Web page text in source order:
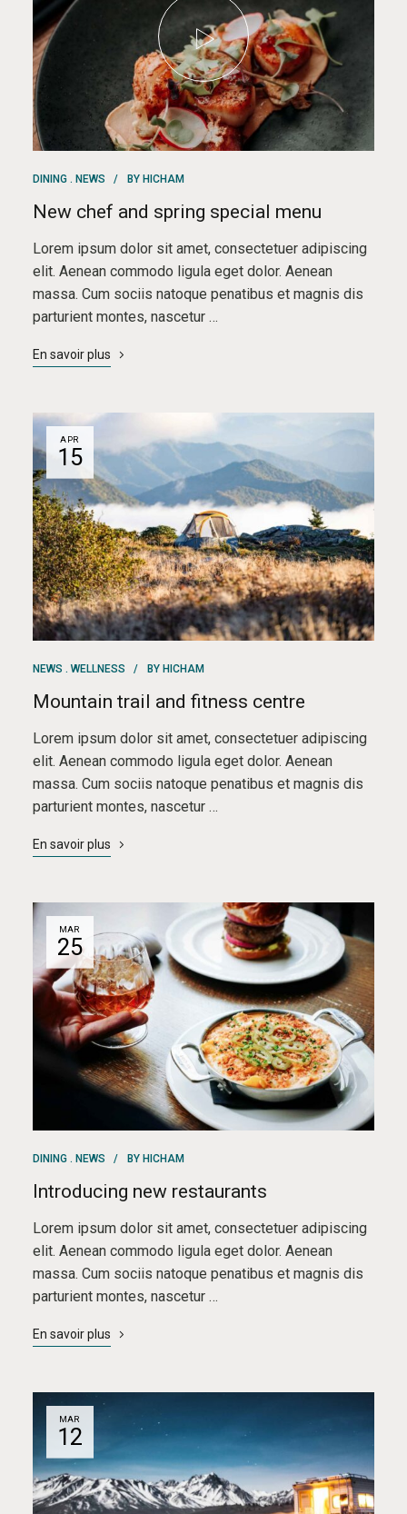
DINING NEWS BY HICHAM
New chef and spring special menu
Lorem ipsum dolor sit amet, consectetuer adipiscing
elit. Aenean commodo ligula eget dolor. Aenean
massa. Cum sociis natoque penatibus et magnis dis
parturient montes, nascetur …
En savoir plus
APR
15
NEWS WELLNESS BY HICHAM
Mountain trail and fitness centre
Lorem ipsum dolor sit amet, consectetuer adipiscing
elit. Aenean commodo ligula eget dolor. Aenean
massa. Cum sociis natoque penatibus et magnis dis
parturient montes, nascetur …
En savoir plus
MAR
25
DINING NEWS BY HICHAM
Introducing new restaurants
Lorem ipsum dolor sit amet, consectetuer adipiscing
elit. Aenean commodo ligula eget dolor. Aenean
massa. Cum sociis natoque penatibus et magnis dis
parturient montes, nascetur …
En savoir plus
MAR
12